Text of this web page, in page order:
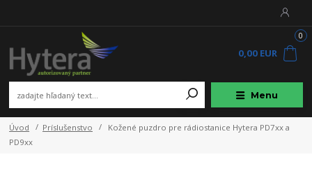
Menu
0
0,00 EUR
Úvod Príslušenstvo
Kožené puzdro pre rádiostanice Hytera PD7xx a
PD9xx